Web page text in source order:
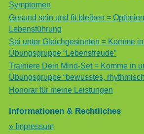
Symptomen
Gesund sein und fit bleiben =
Lebensführung
Sei unter Gleichgesinnten = Komme
Übungsgruppe “Lebensfreude”
Trainiere Dein Mind-Set = Komme in
Übungsgruppe “bewusstes,
Honorar für meine Leistungen
Informationen & Rechtliches
» Impressum